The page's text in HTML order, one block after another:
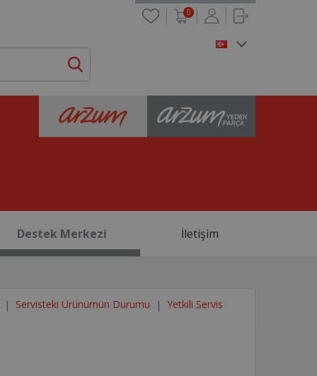
0
Destek Merkezi İletişim
Servisteki Ürünümün Durumu Yetkili Servis